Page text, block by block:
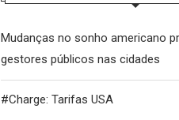
Mudanças no sonho americano
gestores públicos nas cidades
#Charge: Tarifas USA